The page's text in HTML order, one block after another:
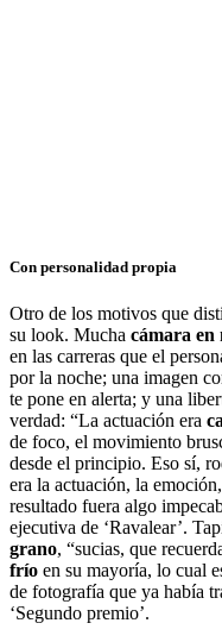
Con personalidad propia
Otro de los motivos que
su look. Mucha cámara en
en las carreras que el
por la noche; una imagen
te pone en alerta; y una
verdad: “La actuación era
de foco, el movimiento
desde el principio. Eso sí,
era la actuación, la
resultado fuera algo
ejecutiva de ‘Ravalear’.
grano, “sucias, que
frío en su mayoría, lo cual
de fotografía que ya había
‘Segundo premio’.